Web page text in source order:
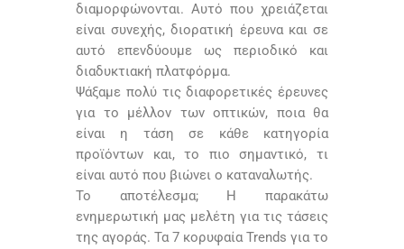
διαμορφώνονται. Αυτό που χρειάζεται
είναι συνεχής, διορατική έρευνα και σε
αυτό επενδύουμε ως περιοδικό και
διαδυκτιακή πλατφόρμα.
Ψάξαμε πολύ τις διαφορετικές έρευνες
για το μέλλον των οπτικών, ποια θα
είναι η τάση σε κάθε κατηγορία
προϊόντων και, το πιο σημαντικό, τι
είναι αυτό που βιώνει ο καταναλωτής.
Το αποτέλεσμα; Η παρακάτω
ενημερωτική μας μελέτη για τις τάσεις
της αγοράς. Τα 7 κορυφαία Trends για το